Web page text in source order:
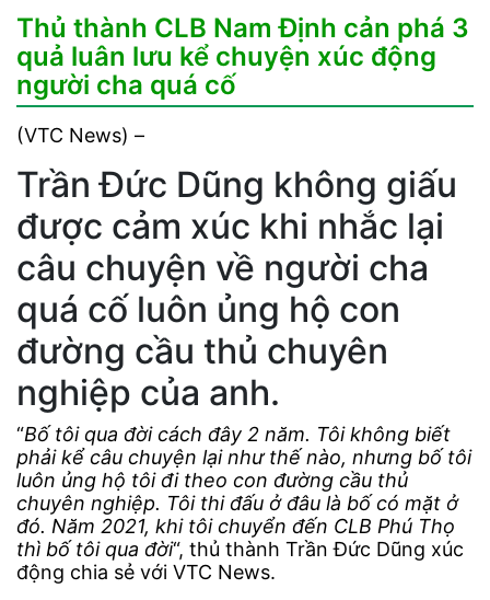
Thủ thành CLB Nam Định cản phá 3
quả luân lưu kể chuyện xúc động
người cha quá cố
(VTC News) –
Trần Đức Dũng không giấu
được cảm xúc khi nhắc lại
câu chuyện về người cha
quá cố luôn ủng hộ con
đường cầu thủ chuyên
nghiệp của anh.
“Bố tôi qua đời cách đây 2 năm. Tôi không biết
phải kể câu chuyện lại như thế nào, nhưng bố tôi
luôn ủng hộ tôi đi theo con đường cầu thủ
chuyên nghiệp. Tôi thi đấu ở đâu là bố có mặt ở
đó. Năm 2021, khi tôi chuyển đến CLB Phú Thọ
thì bố tôi qua đời“, thủ thành Trần Đức Dũng xúc
động chia sẻ với VTC News.